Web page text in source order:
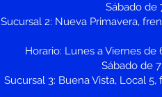
Sábado de
Sucursal 2: Nueva Primavera,
Horario: Lunes a Viernes de
Sábado de
Sucursal 3: Buena Vista, Local